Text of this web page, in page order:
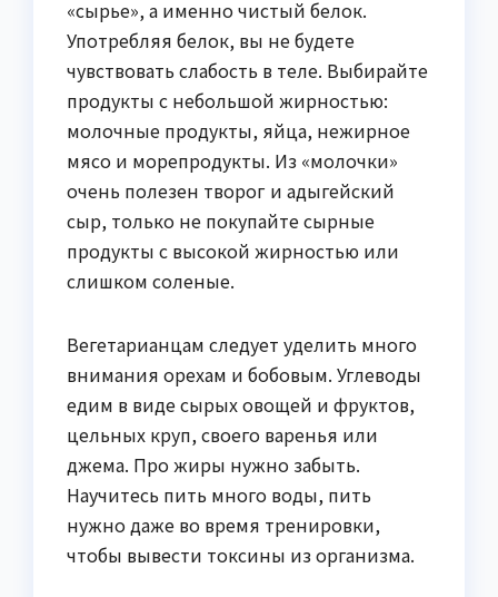
«сырье», а именно чистый белок.
Употребляя белок, вы не будете
чувствовать слабость в теле. Выбирайте
продукты с небольшой жирностью:
молочные продукты, яйца, нежирное
мясо и морепродукты. Из «молочки»
очень полезен творог и адыгейский
сыр, только не покупайте сырные
продукты с высокой жирностью или
слишком соленые.
Вегетарианцам следует уделить много
внимания орехам и бобовым. Углеводы
едим в виде сырых овощей и фруктов,
цельных круп, своего варенья или
джема. Про жиры нужно забыть.
Научитесь пить много воды, пить
нужно даже во время тренировки,
чтобы вывести токсины из организма.